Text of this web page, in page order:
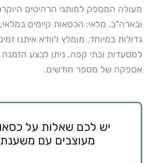
מעולה המספק למותגי הרהיטים
ובארה"ב. מלאי: הכסאות קיימים במלאי,
גדולות במיוחד, מומלץ לוודא איתנו
למסעדות ובתי קפה, ניתן לבצע
אספקה של מספר חודשים.
יש לכם שאלות על
מעוצבים עם